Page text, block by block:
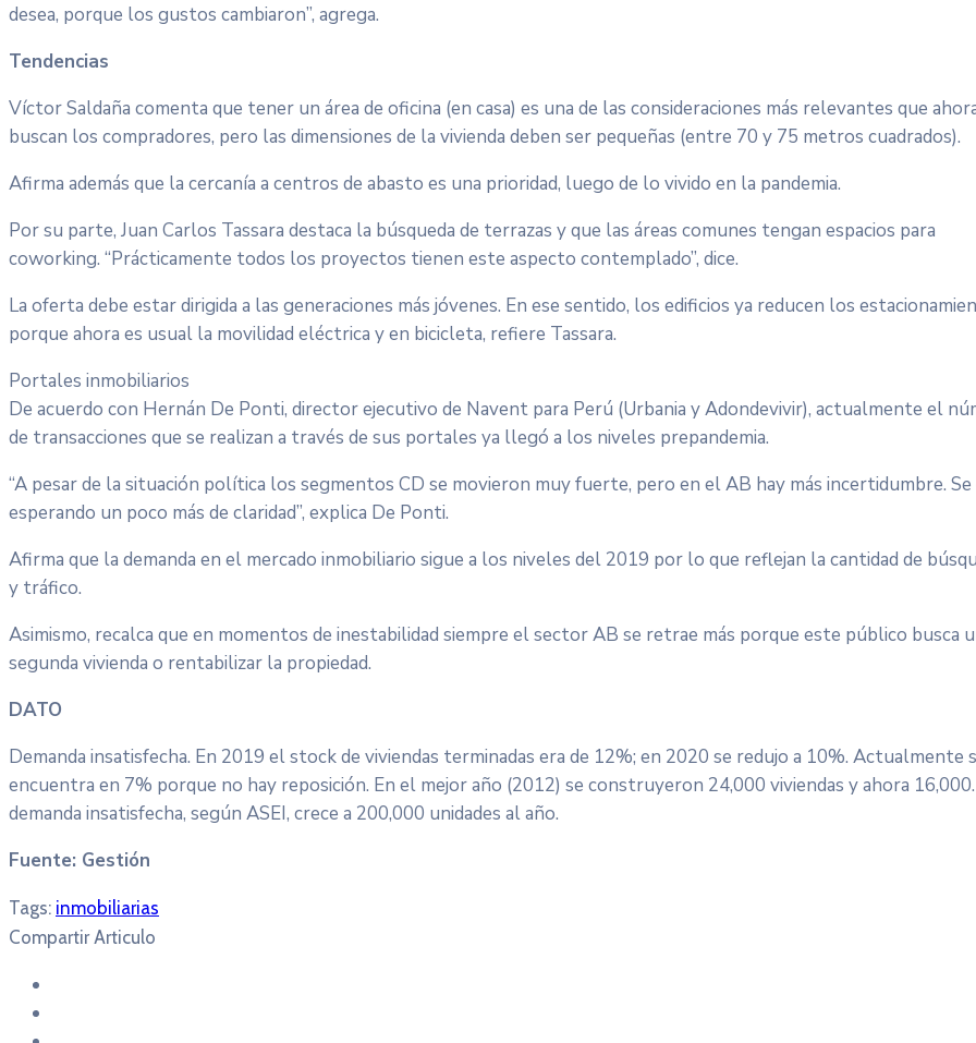
desea, porque los gustos cambiaron”, agrega.
Tendencias
Víctor Saldaña comenta que tener un área de oficina (en casa) es una de las consideraciones más relevantes que
buscan los compradores, pero las dimensiones de la vivienda deben ser pequeñas (entre 70 y 75 metros cuadrados).
Afirma además que la cercanía a centros de abasto es una prioridad, luego de lo vivido en la pandemia.
Por su parte, Juan Carlos Tassara destaca la búsqueda de terrazas y que las áreas comunes tengan espacios para
coworking. “Prácticamente todos los proyectos tienen este aspecto contemplado”, dice.
La oferta debe estar dirigida a las generaciones más jóvenes. En ese sentido, los edificios ya reducen los
porque ahora es usual la movilidad eléctrica y en bicicleta, refiere Tassara.
Portales inmobiliarios
De acuerdo con Hernán De Ponti, director ejecutivo de Navent para Perú (Urbania y Adondevivir), actualmente el
de transacciones que se realizan a través de sus portales ya llegó a los niveles prepandemia.
“A pesar de la situación política los segmentos CD se movieron muy fuerte, pero en el AB hay más incertidumbre. Se
esperando un poco más de claridad”, explica De Ponti.
Afirma que la demanda en el mercado inmobiliario sigue a los niveles del 2019 por lo que reflejan la cantidad de
y tráfico.
Asimismo, recalca que en momentos de inestabilidad siempre el sector AB se retrae más porque este público busca
segunda vivienda o rentabilizar la propiedad.
DATO
Demanda insatisfecha. En 2019 el stock de viviendas terminadas era de 12%; en 2020 se redujo a 10%. Actualmente
encuentra en 7% porque no hay reposición. En el mejor año (2012) se construyeron 24,000 viviendas y ahora 16,000.
demanda insatisfecha, según ASEI, crece a 200,000 unidades al año.
Fuente: Gestión
Tags: inmobiliarias
Compartir Articulo